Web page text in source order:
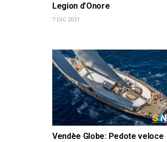
Legion d’Onore
7 DIC 2021
Vendèe Globe: Pedote veloce